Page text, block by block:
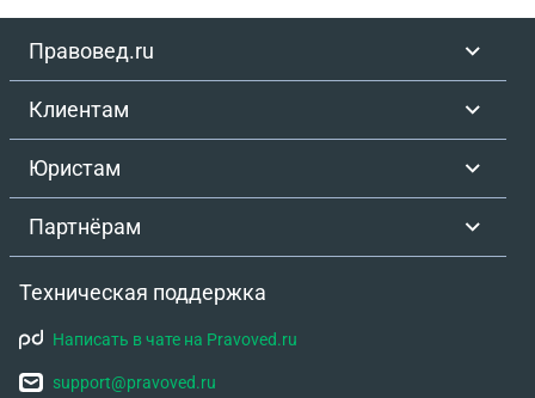
Правовед.ru
Клиентам
Юристам
Партнёрам
Техническая поддержка
Написать в чате на Pravoved.ru
support@pravoved.ru